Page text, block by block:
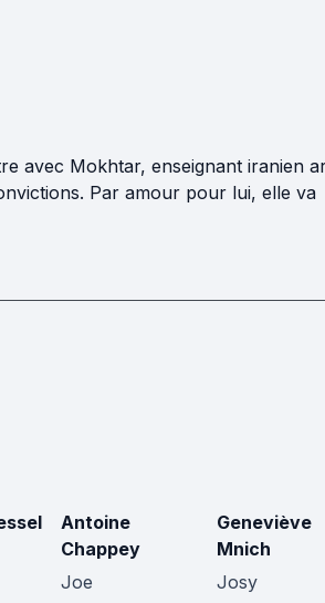
avec Mokhtar, enseignant iranien
Par amour pour lui, elle va
Antoine
Chappey
Joe
Geneviève
Mnich
Josy